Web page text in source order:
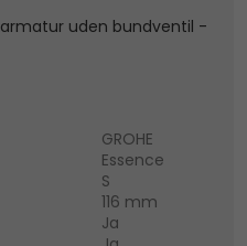
uden bundventil -
GROHE
Essence
S
116 mm
Ja